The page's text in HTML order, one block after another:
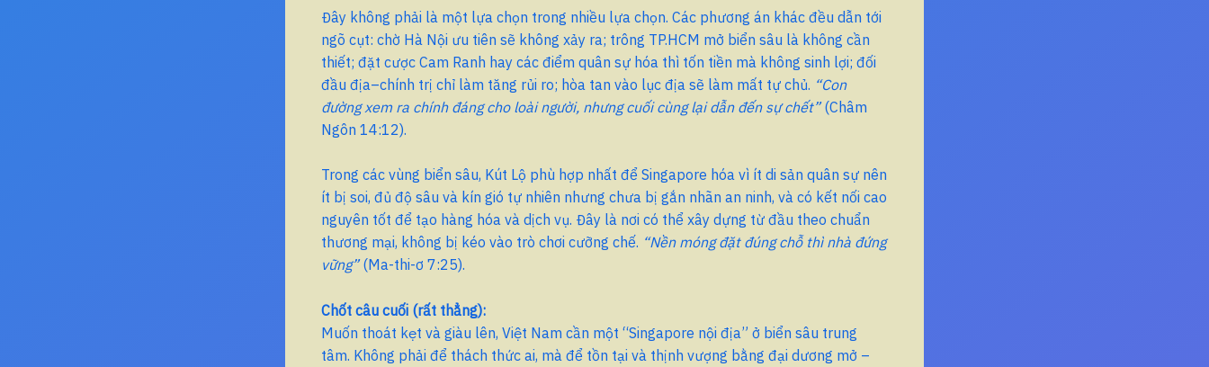
Đây không phải là một lựa chọn trong nhiều lựa chọn. Các phương án khác đều dẫn tới
ngõ cụt: chờ Hà Nội ưu tiên sẽ không xảy ra; trông TP.HCM mở biển sâu là không cần
thiết; đặt cược Cam Ranh hay các điểm quân sự hóa thì tốn tiền mà không sinh lợi; đối
đầu địa–chính trị chỉ làm tăng rủi ro; hòa tan vào lục địa sẽ làm mất tự chủ. “Con
đường xem ra chính đáng cho loài người, nhưng cuối cùng lại dẫn đến sự chết”(Châm
Ngôn 14:12).
Trong các vùng biển sâu, Kút Lộ phù hợp nhất để Singapore hóa vì ít di sản quân sự nên
ít bị soi, đủ độ sâu và kín gió tự nhiên nhưng chưa bị gắn nhãn an ninh, và có kết nối cao
nguyên tốt để tạo hàng hóa và dịch vụ. Đây là nơi có thể xây dựng từ đầu theo chuẩn
thương mại, không bị kéo vào trò chơi cưỡng chế. “Nền móng đặt đúng chỗ thì nhà đứng
vững”(Ma-thi-ơ 7:25).
Chốt câu cuối (rất thẳng):
Muốn thoát kẹt và giàu lên, Việt Nam cần một “Singapore nội địa” ở biển sâu trung
tâm. Không phải để thách thức ai, mà để tồn tại và thịnh vượng bằng đại dương mở –